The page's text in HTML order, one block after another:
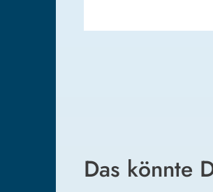
Das könnte